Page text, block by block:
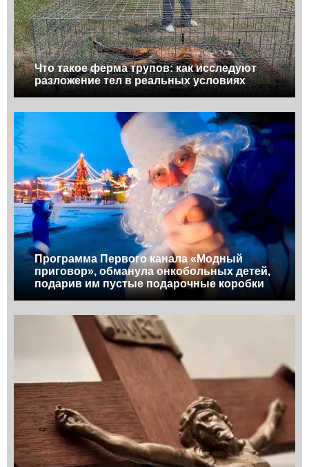
Что такое ферма трупов: как исследуют
разложение тел в реальных условиях
Программа Первого канала «Модный
приговор», обманула онкобольных детей,
подарив им пустые подарочные коробки